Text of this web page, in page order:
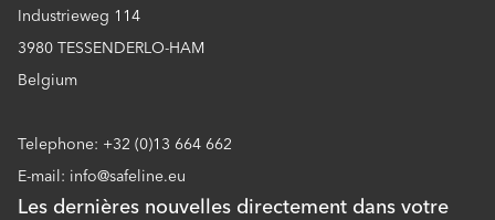
Industrieweg 114
3980 TESSENDERLO-HAM
Belgium
Telephone: +32 (0)13 664 662
E-mail: info@safeline.eu
Les dernières nouvelles directement dans votre